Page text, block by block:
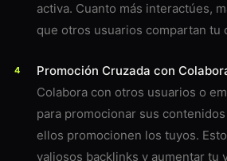
activa. Cuanto más interactúes,
que otros usuarios compartan tu
Promoción Cruzada con
Colabora con otros usuarios o
para promocionar sus
ellos promocionen los tuyos.
valiosos backlinks y aumentar tu